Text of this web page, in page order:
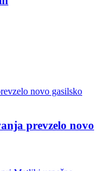
prevzelo novo